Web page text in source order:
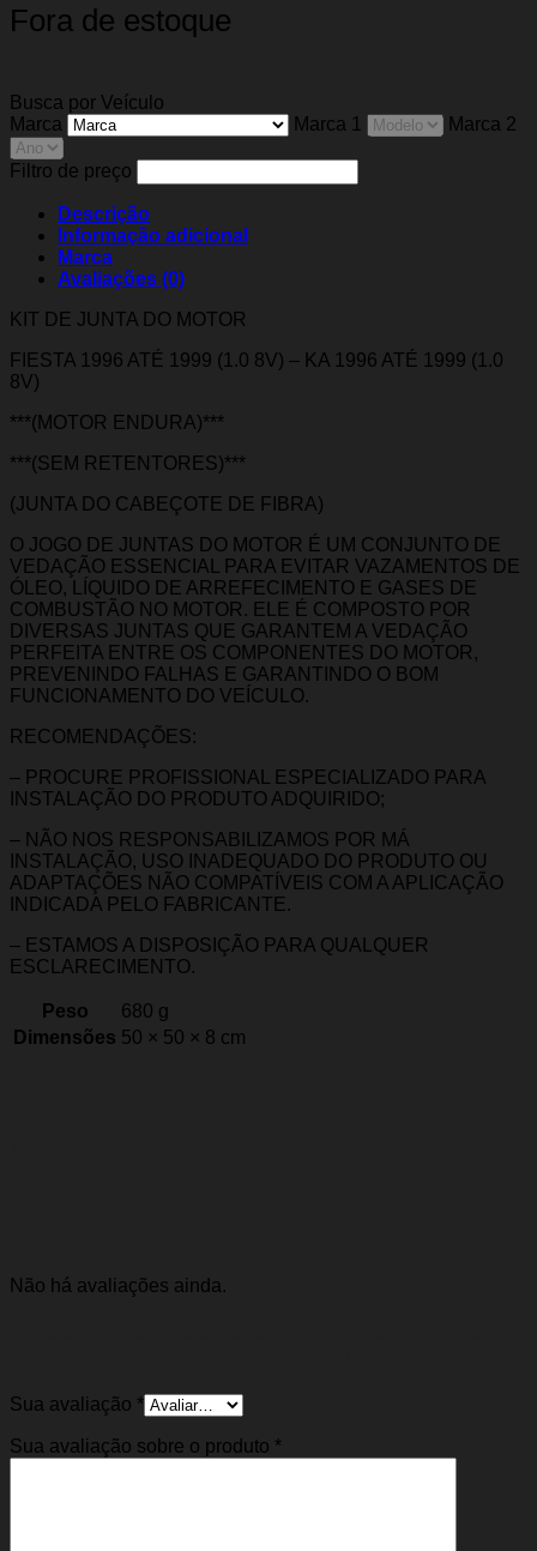
Fora de estoque
Busca por Veículo
Marca
Marca 1 Marca 2
Filtro de preço
Descrição
Informação adicional
Marca
Avaliações (0)
KIT DE JUNTA DO MOTOR
FIESTA 1996 ATÉ 1999 (1.0 8V) – KA 1996 ATÉ 1999 (1.0
8V)
***(MOTOR ENDURA)***
***(SEM RETENTORES)***
(JUNTA DO CABEÇOTE DE FIBRA)
O JOGO DE JUNTAS DO MOTOR É UM CONJUNTO DE
VEDAÇÃO ESSENCIAL PARA EVITAR VAZAMENTOS DE
ÓLEO, LÍQUIDO DE ARREFECIMENTO E GASES DE
COMBUSTÃO NO MOTOR. ELE É COMPOSTO POR
DIVERSAS JUNTAS QUE GARANTEM A VEDAÇÃO
PERFEITA ENTRE OS COMPONENTES DO MOTOR,
PREVENINDO FALHAS E GARANTINDO O BOM
FUNCIONAMENTO DO VEÍCULO.
RECOMENDAÇÕES:
– PROCURE PROFISSIONAL ESPECIALIZADO PARA
INSTALAÇÃO DO PRODUTO ADQUIRIDO;
– NÃO NOS RESPONSABILIZAMOS POR MÁ
INSTALAÇÃO, USO INADEQUADO DO PRODUTO OU
ADAPTAÇÕES NÃO COMPATÍVEIS COM A APLICAÇÃO
INDICADA PELO FABRICANTE.
– ESTAMOS A DISPOSIÇÃO PARA QUALQUER
ESCLARECIMENTO.
Peso
680 g
Dimensões 50 × 50 × 8 cm
Não há avaliações ainda.
Sua avaliação *
Sua avaliação sobre o produto *